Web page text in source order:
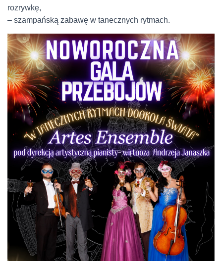
rozrywkę,
– szampańską zabawę w tanecznych rytmach.